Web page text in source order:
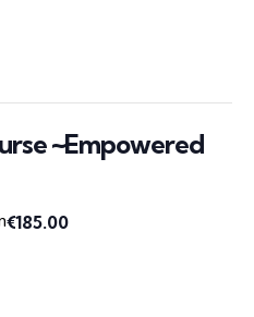
~Empowered
€185.00